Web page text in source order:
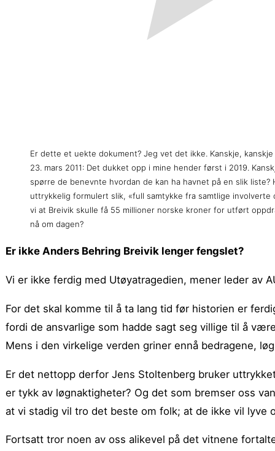
Er dette et uekte dokument? Jeg vet det ikke. Kanskje,
23. mars 2011: Det dukket opp i mine hender først i 2019.
spørre de benevnte hvordan de kan ha havnet på en slik liste?
uttrykkelig formulert slik, «full samtykke fra samtlige involverte
vi at Breivik skulle få 55 millioner norske kroner for utført
nå om dagen?
Er ikke Anders Behring Breivik lenger fengslet?
Vi er ikke ferdig med Utøyatragedien, mener leder av
For det skal komme til å ta lang tid før historien er
fordi de ansvarlige som hadde sagt seg villige til å
Mens i den virkelige verden griner ennå bedragene,
Er det nettopp derfor Jens Stoltenberg bruker
er tykk av løgnaktigheter? Og det som bremser oss
at vi stadig vil tro det beste om folk; at de ikke vil lyve
Fortsatt tror noen av oss alikevel på det vitnene